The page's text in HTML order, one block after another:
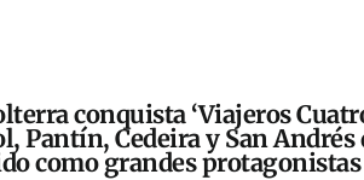
conquista ‘Viajeros
Pantín, Cedeira y San Andrés
como grandes protagonistas